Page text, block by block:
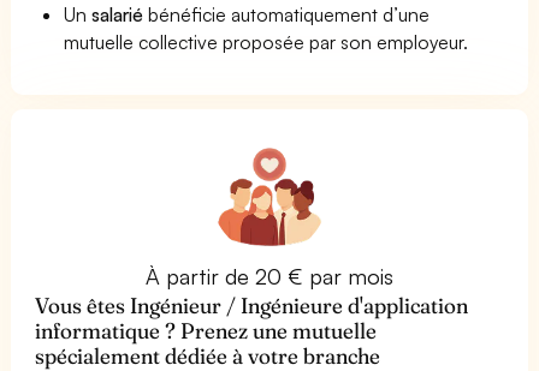
Unsalarié bénéficie automatiquement d’une
mutuelle collective proposée par son employeur.
À partir de 20 € par mois
Vous êtes Ingénieur / Ingénieure d'application
informatique ? Prenez une mutuelle
spécialement dédiée à votre branche